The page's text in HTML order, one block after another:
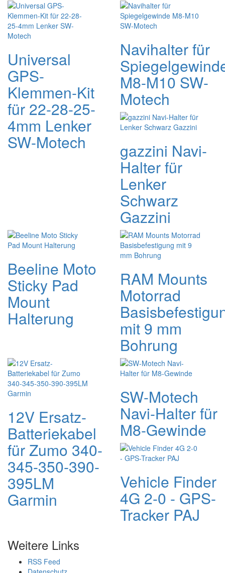
Universal
GPS-
Klemmen-Kit
für 22-28-25-
4mm Lenker
SW-Motech
Navihalter für
M8-M10 SW-
Motech
gazzini Navi-
Halter für
Lenker
Schwarz
Gazzini
Beeline Moto
Sticky Pad
Mount
Halterung
RAM Mounts
Motorrad
mit 9 mm
Bohrung
12V Ersatz-
Batteriekabel
für Zumo 340-
345-350-390-
395LM
Garmin
SW-Motech
Navi-Halter für
M8-Gewinde
Vehicle Finder
4G 2-0 - GPS-
Tracker PAJ
Weitere Links
RSS Feed